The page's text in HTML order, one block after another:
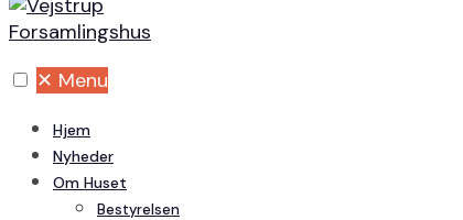
✕ Menu
Hjem
Nyheder
Om Huset
Bestyrelsen